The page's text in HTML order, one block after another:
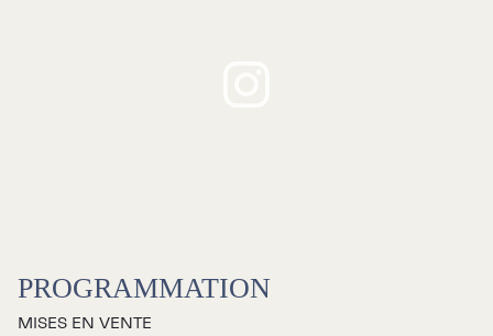
Promotions
PROGRAMMATION
MISES EN VENTE